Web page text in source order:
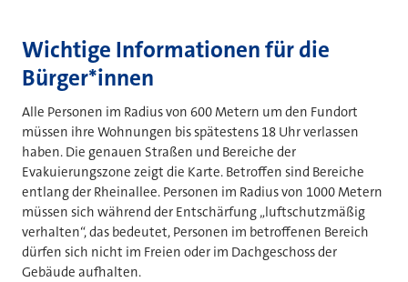
Wichtige Informationen für die
Bürger*innen
Alle Personen im Radius von 600 Metern um den Fundort
müssen ihre Wohnungen bis spätestens 18 Uhr verlassen
haben. Die genauen Straßen und Bereiche der
Evakuierungszone zeigt die Karte. Betroffen sind Bereiche
entlang der Rheinallee. Personen im Radius von 1000 Metern
müssen sich während der Entschärfung „luftschutzmäßig
verhalten“, das bedeutet, Personen im betroffenen Bereich
dürfen sich nicht im Freien oder im Dachgeschoss der
Gebäude aufhalten.